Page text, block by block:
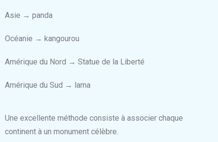
Asie → panda
Océanie → kangourou
Amérique du Nord → Statue de la Liberté
Amérique du Sud → lama
Une excellente méthode consiste à associer chaque
continent à un monument célèbre.